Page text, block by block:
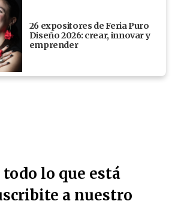
26 expositores de Feria Puro
Diseño 2026: crear, innovar y
emprender
lo que está
a nuestro